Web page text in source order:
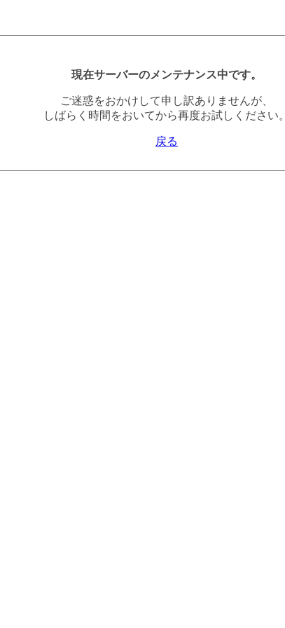
現在サーバーのメンテナンス中です。
ご迷惑をおかけして申し訳ありませんが、
しばらく時間をおいてから再度お試しください。
戻る